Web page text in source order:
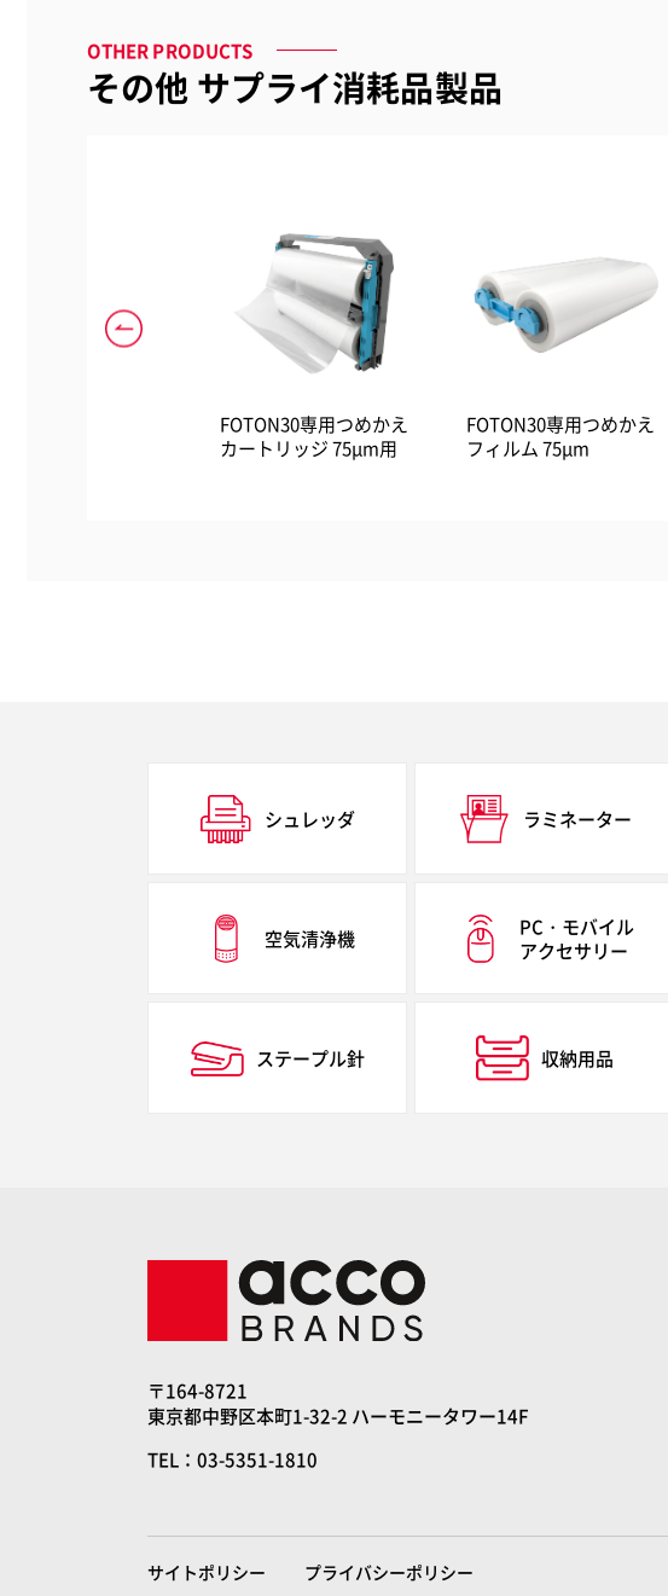
OTHER PRODUCTS
その他 サプライ消耗品製品
FOTON30専用つめかえ
カートリッジ 75μm用
FOTON30専用つめかえ
フィルム 75μm
シュレッダ ラミネーター
空気清浄機
PC・モバイル
アクセサリー
ステープル針 収納用品
〒164-8721
東京都中野区本町1-32-2 ハーモニータワー14F
TEL：03-5351-1810
サイトポリシー プライバシーポリシー